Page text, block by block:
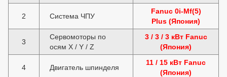
2 Система ЧПУ
Fanuc 0i-Mf(5)
Plus (Япония)
3
Сервомоторы по
осям X / Y / Z
3 / 3 / 3 кВт Fanuc
(Япония)
4 Двигатель шпинделя
11 / 15 кВт Fanuc
(Япония)